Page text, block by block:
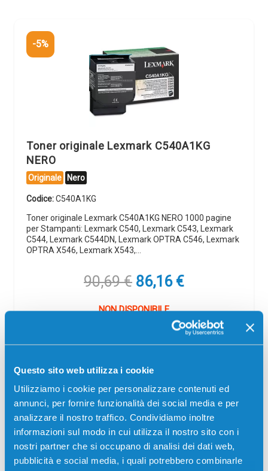
Questo sito web utilizza i cookie
Utilizziamo i cookie per personalizzare contenuti ed
annunci, per fornire funzionalità dei social media e per
analizzare il nostro traffico. Condividiamo inoltre
informazioni sul modo in cui utilizza il nostro sito con i
nostri partner che si occupano di analisi dei dati web,
pubblicità e social media, i quali potrebbero combinarle
-5%
Toner originale Lexmark C540A1KG
NERO
Originale Nero
Codice:C540A1KG
Toner originale Lexmark C540A1KG NERO 1000 pagine
per Stampanti: Lexmark C540, Lexmark C543, Lexmark
C544, Lexmark C544DN, Lexmark OPTRA C546, Lexmark
OPTRA X546, Lexmark X543,…
90,69€ Il
prezzo
originale
90,69 €.
86,16 €Il
attuale
è:
86,16 €.
NON DISPONIBILE
Avvisami quando disponibile
Spedizione gratuita
02 23 10 33